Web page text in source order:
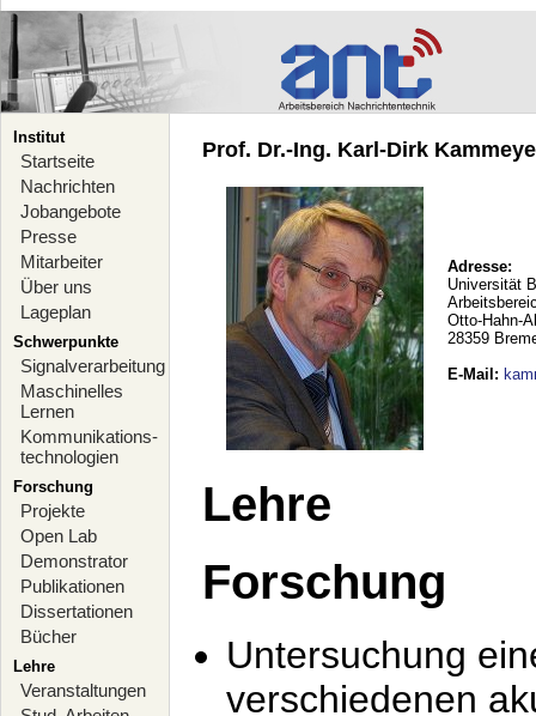
Institut
Startseite
Nachrichten
Jobangebote
Presse
Mitarbeiter
Über uns
Lageplan
Schwerpunkte
Signalverarbeitung
Maschinelles
Lernen
Kommunikations-
technologien
Forschung
Projekte
Open Lab
Demonstrator
Publikationen
Dissertationen
Bücher
Lehre
Veranstaltungen
Prof. Dr.-Ing. Karl-Dirk
Adresse:
Universität
Otto-Hahn-
28359
E-Mail :
Lehre
Forschung
Untersuchung
verschiedenen